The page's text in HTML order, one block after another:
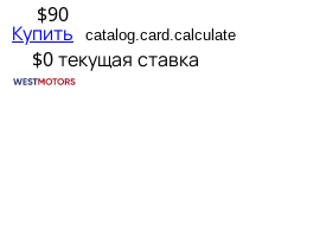
$90
Купить catalog.card.calculate
$0текущая ставка